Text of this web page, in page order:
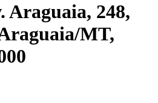
Araguaia, 248,
MT,